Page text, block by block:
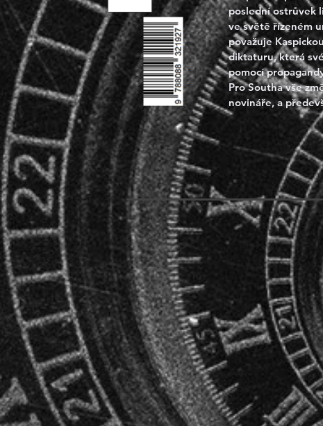
poslední ostrůvek
ve světě řízeném
považuje
diktaturu, která
pomocí
Pro Southa vše
novináře, a
největší obhájce
„stroj“, umělá
lidském těle. Do
identifikovat
republice netěší
Snad s výjimkou
Southův nový
jej vrhne do víru
které mohou